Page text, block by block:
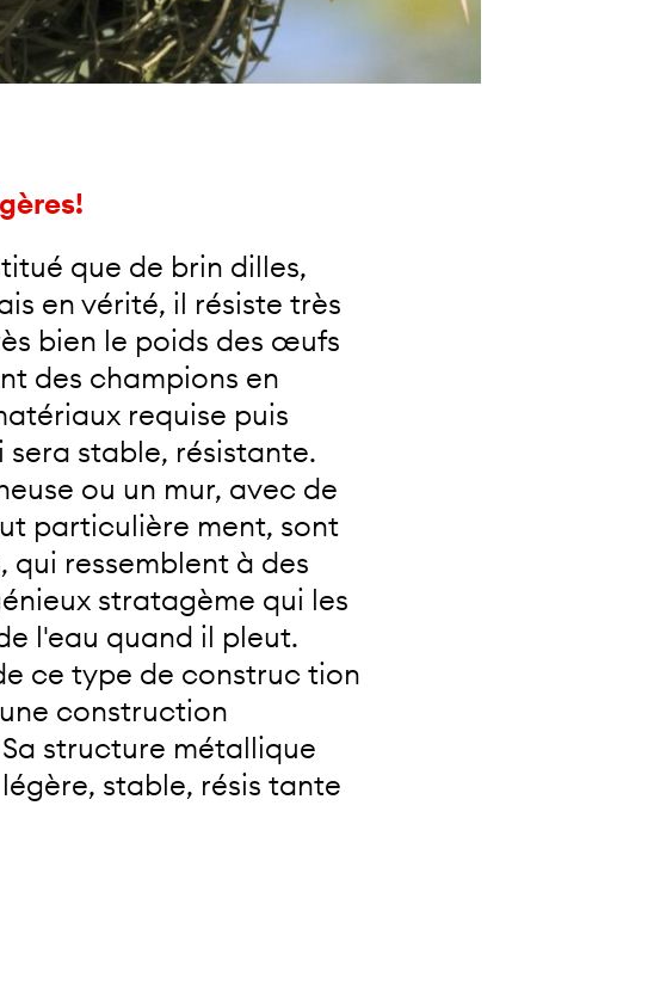
que de brin dilles,
en vérité, il résiste très
bien le poids des œufs
des champions en
requise puis
stable, résistante.
ou un mur, avec de
particulière ment, sont
qui ressemblent à des
stratagème qui les
l'eau quand il pleut.
ce type de construc tion
construction
structure métallique
stable, résis tante